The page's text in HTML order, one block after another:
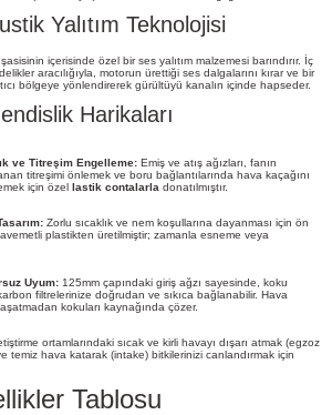
Yalıtım Teknolojisi
içerisinde özel bir ses yalıtım malzemesi barındırır. İç
aracılığıyla, motorun ürettiği ses dalgalarını kırar ve bir
bölgeye yönlendirerek gürültüyü kanalın içinde hapseder.
Harikaları
ve Titreşim Engelleme: Emiş ve atış ağızları, fanın
titreşimi önlemek ve boru bağlantılarında hava kaçağını
için özel lastik contalarla donatılmıştır.
Zorlu sıcaklık ve nem koşullarına dayanması için ön
plastikten üretilmiştir; zamanla esneme veya
Uyum: 125mm çapındaki giriş ağzı sayesinde, koku
filtrelerinize doğrudan ve sıkıca bağlanabilir. Hava
kokuları kaynağında çözer.
ortamlarındaki sıcak ve kirli havayı dışarı atmak (egzoz
temiz hava katarak (intake) bitkilerinizi canlandırmak için
Tablosu